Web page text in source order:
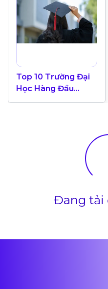
Top 10 Trường Đại
Học Hàng Đầu
Canada 2024
Đang tải